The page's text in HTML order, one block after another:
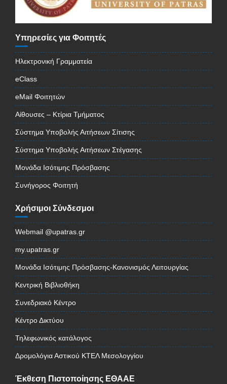
Υπηρεσίες για Φοιτητές
Ηλεκτρονική Γραμματεία
eClass
eMail Φοιτητών
Αίθουσες – Κτίρια Τμήματος
Σύστημα Υποβολής Αιτήσεων Σίτισης
Σύστημα Υποβολής Αιτήσεων Στέγασης
Μονάδα Ισότιμης Πρόσβασης
Συνήγορος Φοιτητή
Χρήσιμοι Σύνδεσμοι
Webmail @upatras.gr
my.upatras.gr
Μονάδα Ισότιμης Πρόσβασης-Κανονισμός Λειτουργίας
Κεντρική Βιβλιοθήκη
Συνεδριακό Κέντρο
Κέντρο Δικτύου
Τηλεφωνικός κατάλογος
Δρομολόγια Αστικού ΚΤΕΛ Μεσολογγίου
Έκθεση Πιστοποίησης ΕΘΑΑΕ